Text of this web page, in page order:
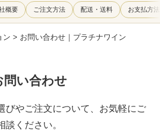
概要 ご注文方法 配送・送料 お支払方法
ン > お問い合わせ｜プラチナワイン
問い合わせ
びやご注文について、お気軽にご
談ください。